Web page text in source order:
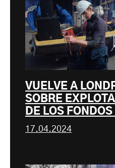
VUELVE A
SOBRE
DE LOS
17.04.2024